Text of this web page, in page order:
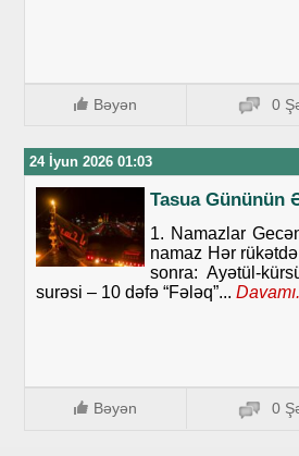
Bəyən 0
24 İyun 2026 01:03
Tasua Gününün
1. Namazlar
namaz Hər
sonra: Ayətül-
surəsi – 10 dəfə “Fələq”...
Bəyən 0